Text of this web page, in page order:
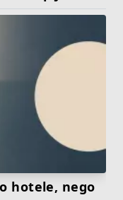
hotele, nego